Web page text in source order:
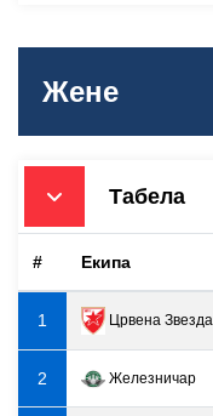
Жене
Табела
# Екипа
1 Црвена Звезда
2 Железничар